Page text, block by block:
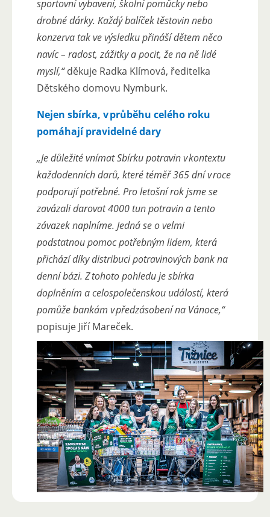
sportovní vybavení, školní pomůcky nebo
drobné dárky. Každý balíček těstovin nebo
konzerva tak ve výsledku přináší dětem něco
navíc – radost, zážitky a pocit, že na ně lidé
myslí,“děkuje Radka Klímová, ředitelka
Dětského domovu Nymburk.
Nejen sbírka, v průběhu celého roku
pomáhají pravidelné dary
„Je důležité vnímat Sbírku potravin v kontextu
každodenních darů, které téměř 365 dní v roce
podporují potřebné. Pro letošní rok jsme se
zavázali darovat 4000 tun potravin a tento
závazek naplníme. Jedná se o velmi
podstatnou pomoc potřebným lidem, která
přichází díky distribuci potravinových bank na
denní bázi. Z tohoto pohledu je sbírka
doplněním a celospolečenskou událostí, která
pomůže bankám v předzásobení na Vánoce,“
popisuje Jiří Mareček.